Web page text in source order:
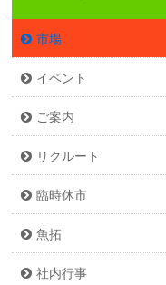
市場
イベント
ご案内
リクルート
臨時休市
魚拓
社内行事